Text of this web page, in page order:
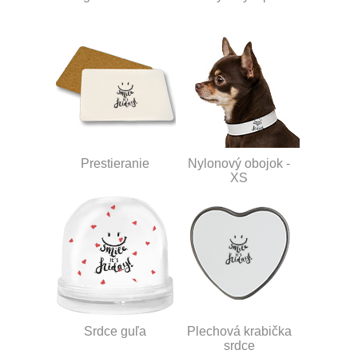
Prestieranie
Nylonový obojok -
XS
Srdce guľa
Plechová krabička
srdce